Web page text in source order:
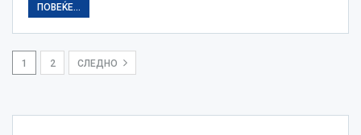
ПОВЕЌЕ...
1 2 СЛЕДНО